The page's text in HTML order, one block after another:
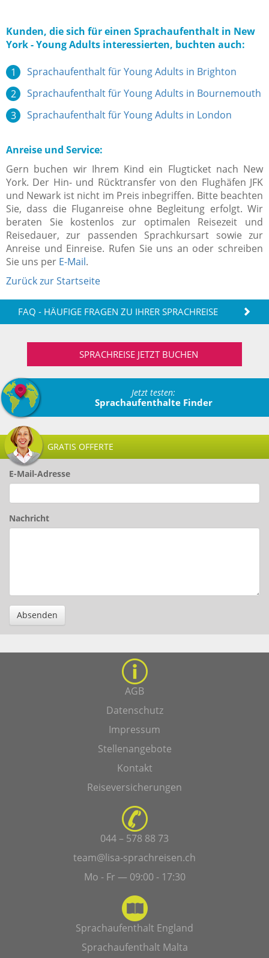
Kunden, die sich für einen Sprachaufenthalt in New
York - Young Adults interessierten, buchten auch:
Sprachaufenthalt für Young Adults in Brighton
Sprachaufenthalt für Young Adults in Bournemouth
Sprachaufenthalt für Young Adults in London
Anreise und Service:
Gern buchen wir Ihrem Kind ein Flugticket nach New
York. Der Hin- und Rücktransfer von den Flughäfen JFK
und Newark ist nicht im Preis inbegriffen. Bitte beachten
Sie, dass die Fluganreise ohne Begleitung erfolgt. Wir
beraten Sie kostenlos zur optimalen Reisezeit und
Reisedauer, zur passenden Sprachkursart sowie zur
Anreise und Einreise. Rufen Sie uns an oder schreiben
Sie uns per E-Mail.
Zurück zur Startseite
FAQ - HÄUFIGE FRAGEN ZU IHRER SPRACHREISE
SPRACHREISE JETZT BUCHEN
Jetzt testen:
Sprachaufenthalte Finder
GRATIS OFFERTE
E-Mail-Adresse
Nachricht
Absenden
AGB
Datenschutz
Impressum
Stellenangebote
Kontakt
Reiseversicherungen
044 – 578 88 73
team@lisa-sprachreisen.ch
Mo - Fr — 09:00 - 17:30
Sprachaufenthalt England
Sprachaufenthalt Malta